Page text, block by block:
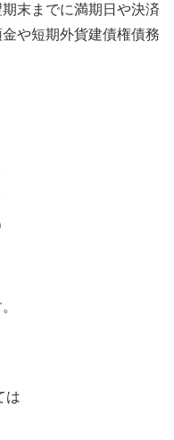
末までに満期日や決済
や短期外貨建債権債務
は